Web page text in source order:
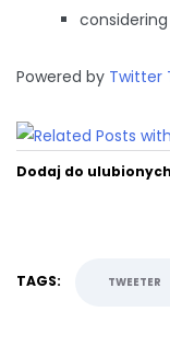
considering
Powered by Twitter
Dodaj do
TAGS: TWEETER